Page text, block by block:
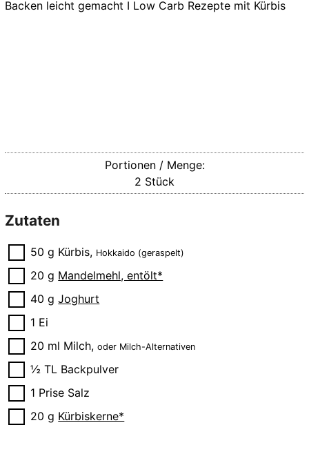
Portionen / Menge:
2 Stück
Zutaten
▢
50 g Kürbis, Hokkaido (geraspelt)
▢
20 g Mandelmehl, entölt*
▢
40 g Joghurt
▢
1 Ei
▢
20 ml Milch,oder Milch-Alternativen
▢
½ TL Backpulver
▢
1 Prise Salz
▢
20 g Kürbiskerne*